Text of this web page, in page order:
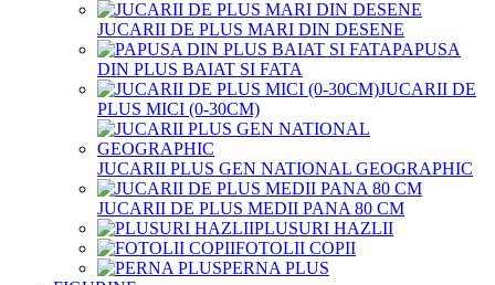
JUCARII DE PLUS MARI DIN DESENE
PAPUSA
DIN PLUS BAIAT SI FATA
JUCARII DE
PLUS MICI (0-30CM)
JUCARII PLUS GEN NATIONAL GEOGRAPHIC
JUCARII DE PLUS MEDII PANA 80 CM
PLUSURI HAZLII
FOTOLII COPII
PERNA PLUS